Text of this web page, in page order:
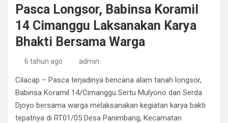
Pasca Longsor, Babinsa Koramil
14 Cimanggu Laksanakan Karya
Bhakti Bersama Warga
6 tahun ago admin
Cilacap – Pasca terjadinya bencana alam tanah longsor,
Babinsa Koramil 14/Cimanggu Sertu Mulyono dan Serda
Djoyo bersama warga melaksanakan kegiatan karya bakti
tepatnya di RT01/05 Desa Panimbang, Kecamatan